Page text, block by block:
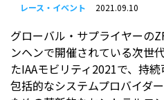
レース・イベント 2021.09.10
グローバル・サプライヤーの
ンヘンで開催されている次世
たIAAモビリティ2021で、持
包括的なシステムプロバイダ